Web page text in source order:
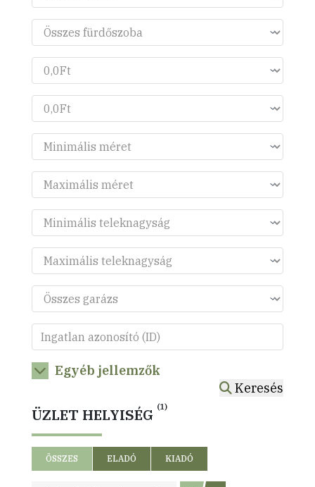
Egyéb jellemzők
Keresés
ÜZLET HELYISÉG (1)
ÖSSZES ELADÓ KIADÓ